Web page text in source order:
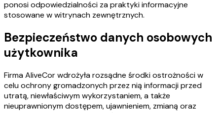
ponosi odpowiedzialności za praktyki informacyjne
stosowane w witrynach zewnętrznych.
Bezpieczeństwo danych osobowych
użytkownika
Firma AliveCor wdrożyła rozsądne środki ostrożności w
celu ochrony gromadzonych przez nią informacji przed
utratą, niewłaściwym wykorzystaniem, a także
nieuprawnionym dostępem, ujawnieniem, zmianą oraz